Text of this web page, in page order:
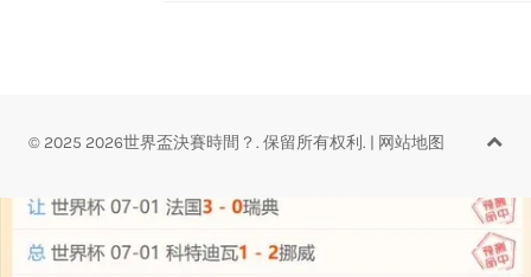
© 2025 2026世界盃決賽時間？. 保留所有权利. | 网站地图